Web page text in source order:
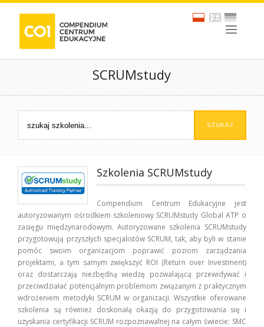
SCRUMstudy
Szkolenia SCRUMstudy
Compendium Centrum Edukacyjne jest
autoryzowanym ośrodkiem szkoleniowy SCRUMstudy Global ATP o
zasięgu międzynarodowym. Autoryzowane szkolenia SCRUMstudy
przygotowują przyszłych specjalistów SCRUM, tak, aby byli w stanie
pomóc swoim organizacjom poprawić poziom zarządzania
projektami, a tym samym zwiększyć ROI (Return over Investment)
oraz dostarczają niezbędną wiedzę pozwalającą przewidywać i
przeciwdziałać potencjalnym problemom związanym z praktycznym
wdrożeniem metodyki SCRUM w organizacji. Wszystkie oferowane
szkolenia są również doskonałą okazją do przygotowania się i
uzyskania certyfikacji SCRUM rozpoznawalnej na całym świecie: SMC